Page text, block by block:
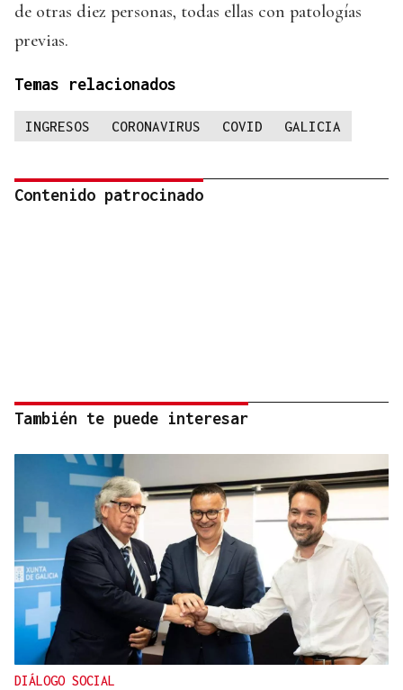
de otras diez personas, todas ellas con patologías
previas.
Temas relacionados
INGRESOS CORONAVIRUS COVID GALICIA
Contenido patrocinado
También te puede interesar
DIÁLOGO SOCIAL